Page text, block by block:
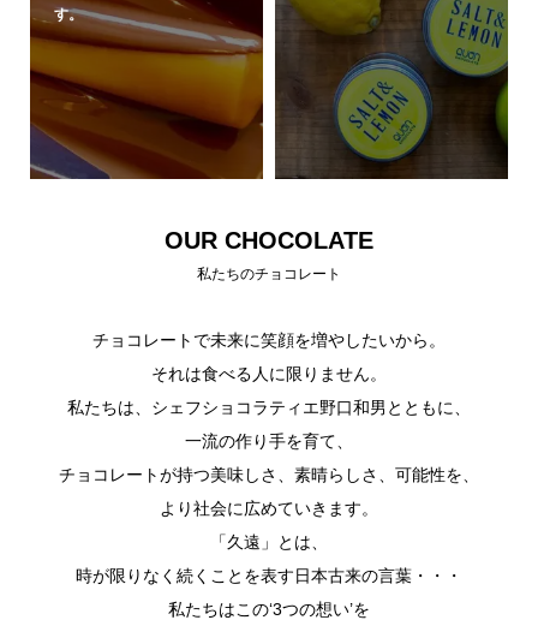
す。
OUR CHOCOLATE
私たちのチョコレート
チョコレートで未来に笑顔を増やしたいから。
それは食べる人に限りません。
私たちは、シェフショコラティエ野口和男とともに、
一流の作り手を育て、
チョコレートが持つ美味しさ、素晴らしさ、可能性を、
より社会に広めていきます。
「久遠」とは、
時が限りなく続くことを表す日本古来の言葉・・・
私たちはこの‘3つの想い’を